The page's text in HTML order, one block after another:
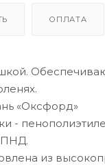
ОПЛАТА
«Оксфорд»
-
ПНД.
из